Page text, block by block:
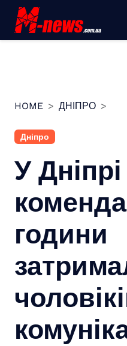
Перейти
вмісту
HOME ДНІПРО
Дніпро
У
години